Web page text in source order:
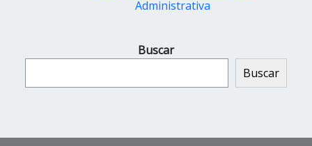
Administrativa
Buscar
Buscar